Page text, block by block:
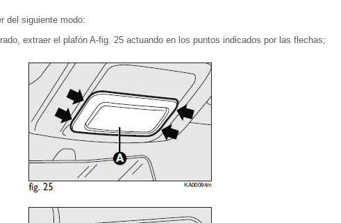
del siguiente modo:
extraer el plafón A-fig. 25 actuando en los puntos indicados por las flechas;